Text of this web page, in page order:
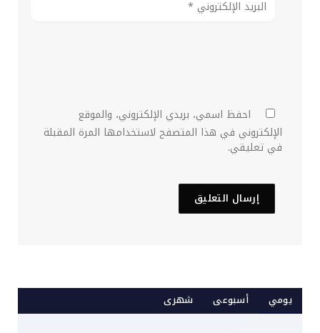
احفظ اسمي، بريدي الإلكتروني، والموقع
الإلكتروني في هذا المتصفح لاستخدامها المرة المقبلة
في تعليقي.
يومي أسبوعى شهرى